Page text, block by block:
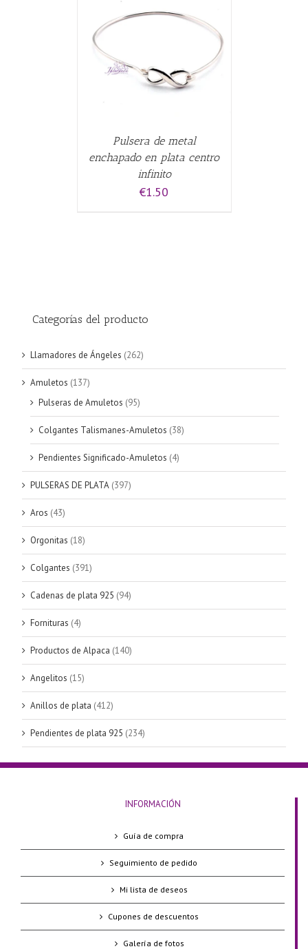
Pulsera de metal
enchapado en plata centro
infinito
€1.50
Categorías del producto
Llamadores de Ángeles (262)
Amuletos (137)
Pulseras de Amuletos (95)
Colgantes Talismanes-Amuletos (38)
Pendientes Significado-Amuletos (4)
PULSERAS DE PLATA (397)
Aros (43)
Orgonitas (18)
Colgantes (391)
Cadenas de plata 925 (94)
Fornituras (4)
Productos de Alpaca (140)
Angelitos (15)
Anillos de plata (412)
Pendientes de plata 925 (234)
INFORMACIÓN
Guía de compra
Seguimiento de pedido
Mi lista de deseos
Cupones de descuentos
Galería de fotos